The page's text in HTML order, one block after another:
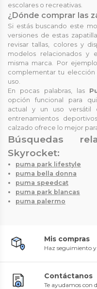
escolares o recreativas.
¿Dónde comprar las
Si estás buscando este
versiones de estas
revisar tallas, colores y
modelos relacionados y
misma marca. Por
complementar tu
uso.
En pocas palabras, las
opción funcional para
actual y un uso
entrenamientos
calzado ofrece lo mejor
Búsquedas
Skyrocket:
puma park lifestyle
puma bella donna
puma speedcat
puma park blancas
puma palermo
Mis compras
Haz seguimiento
Contáctanos
Te ayudamos con